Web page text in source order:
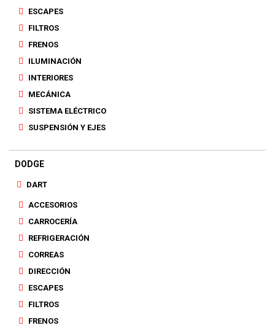
ESCAPES
FILTROS
FRENOS
ILUMINACIÓN
INTERIORES
MECÁNICA
SISTEMA ELÉCTRICO
SUSPENSIÓN Y EJES
DODGE
DART
ACCESORIOS
CARROCERÍA
REFRIGERACIÓN
CORREAS
DIRECCIÓN
ESCAPES
FILTROS
FRENOS